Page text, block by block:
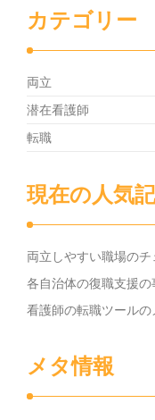
カテゴリー
両立
潜在看護師
転職
現在の人気
両立しやすい職場のチ
各自治体の復職支援の
看護師の転職ツール
メタ情報